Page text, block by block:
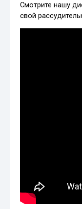
Смотрите нашу
свой